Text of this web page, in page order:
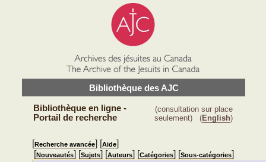
Bibliothèque des AJC
Bibliothèque en ligne -
Portail de recherche
(consultation sur place
seulement) (English)
[Recherche avancée] [Aide]
[Nouveautés] [Sujets] [Auteurs] [Catégories] [Sous-catégories]